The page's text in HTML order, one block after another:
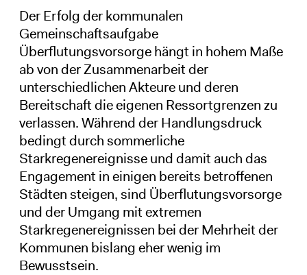
Der Erfolg der kommunalen
Gemeinschaftsaufgabe
Überflutungsvorsorge hängt in hohem Maße
ab von der Zusammenarbeit der
unterschiedlichen Akteure und deren
Bereitschaft die eigenen Ressortgrenzen zu
verlassen. Während der Handlungsdruck
bedingt durch sommerliche
Starkregenereignisse und damit auch das
Engagement in einigen bereits betroffenen
Städten steigen, sind Überflutungsvorsorge
und der Umgang mit extremen
Starkregenereignissen bei der Mehrheit der
Kommunen bislang eher wenig im
Bewusstsein.